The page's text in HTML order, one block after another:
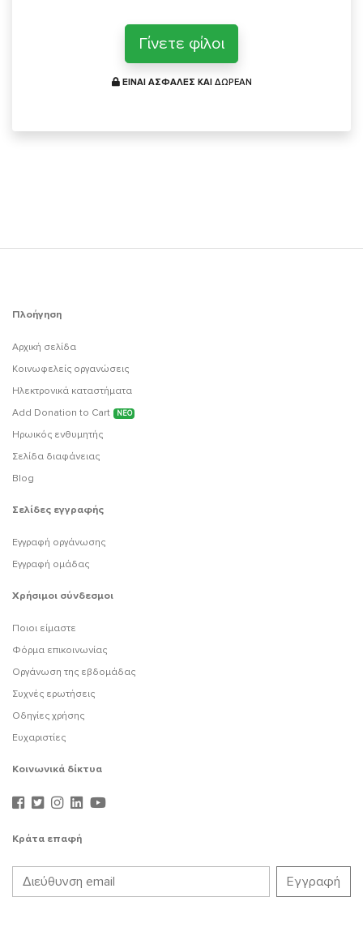
Γίνετε φίλοι
ΕΙΝΑΙ ΑΣΦΑΛΕΣ ΚΑΙ ΔΩΡΕΑΝ
Πλοήγηση
Αρχική σελίδα
Κοινωφελείς οργανώσεις
Ηλεκτρονικά καταστήματα
Add Donation to Cart
ΝΕΟ
Ηρωικός ενθυμητής
Σελίδα διαφάνειας
Blog
Σελίδες εγγραφής
Εγγραφή οργάνωσης
Εγγραφή ομάδας
Χρήσιμοι σύνδεσμοι
Ποιοι είμαστε
Φόρμα επικοινωνίας
Οργάνωση της εβδομάδας
Συχνές ερωτήσεις
Οδηγίες χρήσης
Ευχαριστίες
Κοινωνικά δίκτυα
Κράτα επαφή